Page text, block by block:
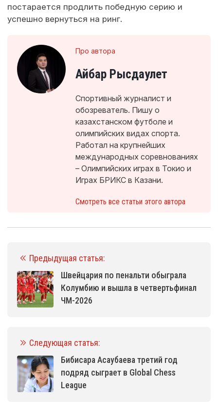
постарается продлить победную серию и
успешно вернуться на ринг.
Про автора
Айбар Рысдаулет
Спортивный журналист и
обозреватель. Пишу о
казахстанском футболе и
олимпийских видах спорта.
Работал на крупнейших
международных соревнованиях
– Олимпийских играх в Токио и
Играх БРИКС в Казани.
Смотреть все статьи этого автора
Предыдущая статья:
Швейцария по пенальти обыграла
Колумбию и вышла в четвертьфинал
ЧМ-2026
Следующая статья:
Бибисара Асаубаева третий год
подряд сыграет в Global Chess
League